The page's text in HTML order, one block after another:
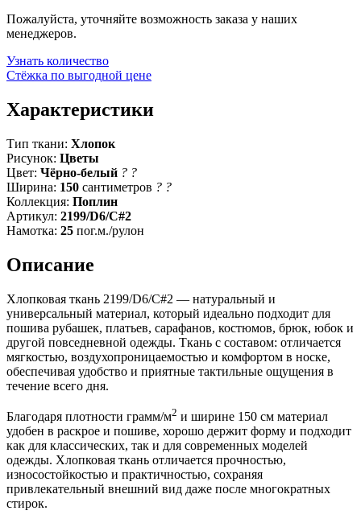
Пожалуйста, уточняйте возможность заказа у наших
менеджеров.
Узнать количество
Стёжка по выгодной цене
Характеристики
Тип ткани: Хлопок
Рисунок: Цветы
Цвет: Чёрно-белый ? ?
Ширина: 150 сантиметров ? ?
Коллекция: Поплин
Артикул: 2199/D6/C#2
Намотка: 25 пог.м./рулон
Описание
Хлопковая ткань 2199/D6/C#2 — натуральный и
универсальный материал, который идеально подходит для
пошива рубашек, платьев, сарафанов, костюмов, брюк, юбок и
другой повседневной одежды. Ткань с составом: отличается
мягкостью, воздухопроницаемостью и комфортом в носке,
обеспечивая удобство и приятные тактильные ощущения в
течение всего дня.
Благодаря плотности грамм/м2 и ширине 150 см материал
удобен в раскрое и пошиве, хорошо держит форму и подходит
как для классических, так и для современных моделей
одежды. Хлопковая ткань отличается прочностью,
износостойкостью и практичностью, сохраняя
привлекательный внешний вид даже после многократных
стирок.